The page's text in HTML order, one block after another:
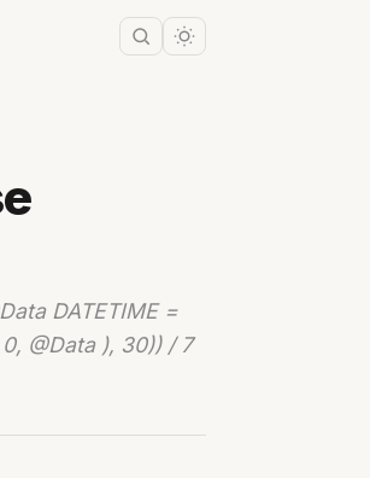
DATETIME =
0, @Data ), 30)) / 7